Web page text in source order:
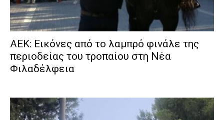
ΑΕΚ: Εικόνες από το λαμπρό φινάλε της
περιοδείας του τροπαίου στη Νέα
Φιλαδέλφεια